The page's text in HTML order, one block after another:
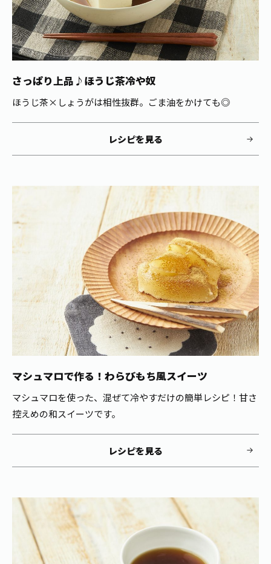
さっぱり上品♪ほうじ茶冷や奴
ほうじ茶×しょうがは相性抜群。ごま油をかけても◎
レシピを見る
マシュマロで作る！わらびもち風スイーツ
マシュマロを使った、混ぜて冷やすだけの簡単レシピ！甘さ
控えめの和スイーツです。
レシピを見る